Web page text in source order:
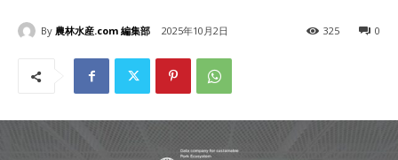
By 農林水産.com 編集部 2025年10月2日 0
325